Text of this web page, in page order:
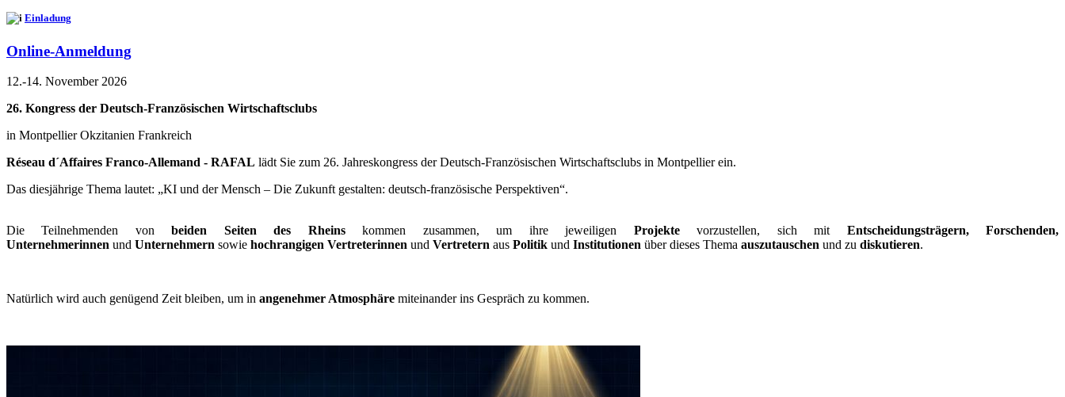
Einladung
Online-Anmeldung
12.-14. November 2026
26. Kongress der Deutsch-Französischen Wirtschaftsclubs
in Montpellier Okzitanien Frankreich
Réseau d´Affaires Franco-Allemand - RAFAL lädt Sie zum 26. Jahreskongress der Deutsch-Französischen Wirtschaftsclubs in Montpellier ein.
Das diesjährige Thema lautet: „KI und der Mensch – Die Zukunft gestalten: deutsch-französische Perspektiven“.
Die Teilnehmenden vonbeiden Seiten des Rheinskommen zusammen, um ihre jeweiligen Projektevorzustellen, sich mit Entscheidungsträgern, Forschenden,
Unternehmerinnen und Unternehmern sowie hochrangigen Vertreterinnen und Vertretern aus Politik und Institutionen über dieses Thema auszutauschen und zu diskutieren.
Natürlich wird auch genügend Zeit bleiben, um in angenehmer Atmosphäre miteinander ins Gespräch zu kommen.